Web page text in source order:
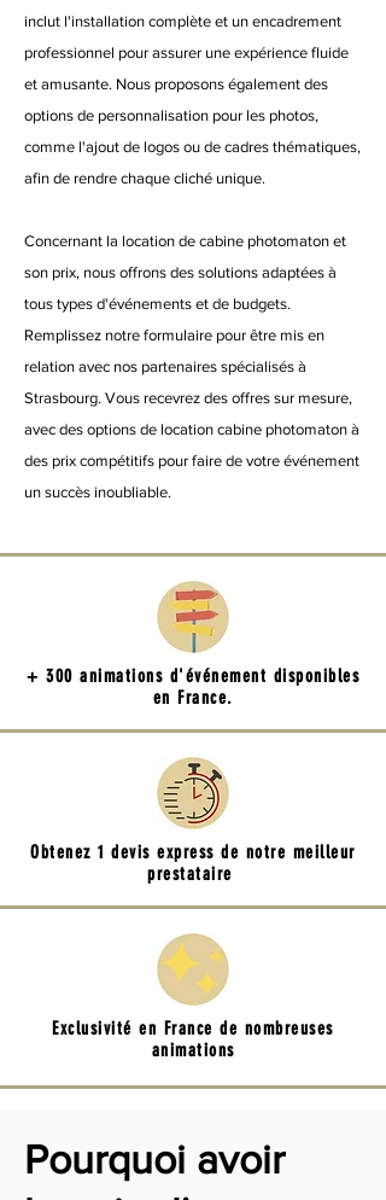
inclut l'installation complète et un encadrement
professionnel pour assurer une expérience fluide
et amusante. Nous proposons également des
options de personnalisation pour les photos,
comme l'ajout de logos ou de cadres thématiques,
afin de rendre chaque cliché unique.
Concernant la location de cabine photomaton et
son prix, nous offrons des solutions adaptées à
tous types d'événements et de budgets.
Remplissez notre formulaire pour être mis en
relation avec nos partenaires spécialisés à
Strasbourg. Vous recevrez des offres sur mesure,
avec des options de location cabine photomaton à
des prix compétitifs pour faire de votre événement
un succès inoubliable.
+ 300 animations d'événement disponibles
en France.
Obtenez 1 devis express de notre meilleur
prestataire
Exclusivité en France de nombreuses
animations
Pourquoi avoir